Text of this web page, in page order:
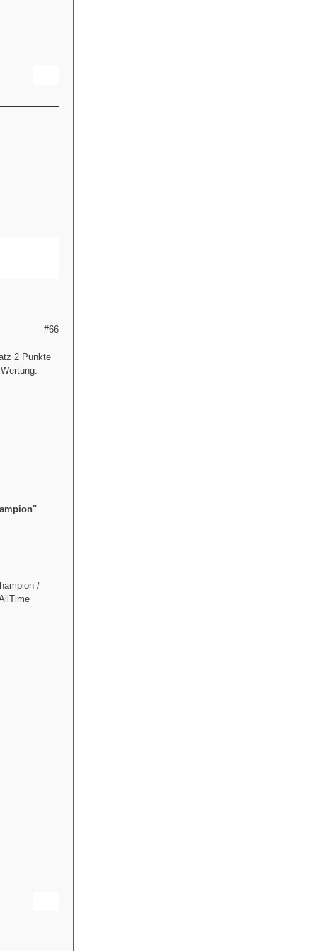
#66
2 Punkte
/